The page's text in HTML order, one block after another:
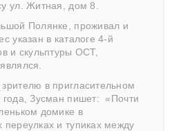
ул. Житная, дом 8.
Полянке, проживал и
указан в каталоге 4-й
и скульптуры ОСТ,
в пригласительном
года, Зусман пишет: «Почти
домике в
переулках и тупиках между